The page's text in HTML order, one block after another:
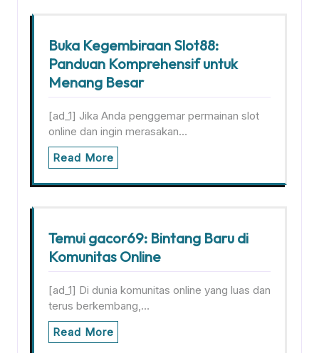
Buka Kegembiraan Slot88:
Panduan Komprehensif untuk
Menang Besar
[ad_1] Jika Anda penggemar permainan slot
online dan ingin merasakan…
Read More
Temui gacor69: Bintang Baru di
Komunitas Online
[ad_1] Di dunia komunitas online yang luas dan
terus berkembang,…
Read More